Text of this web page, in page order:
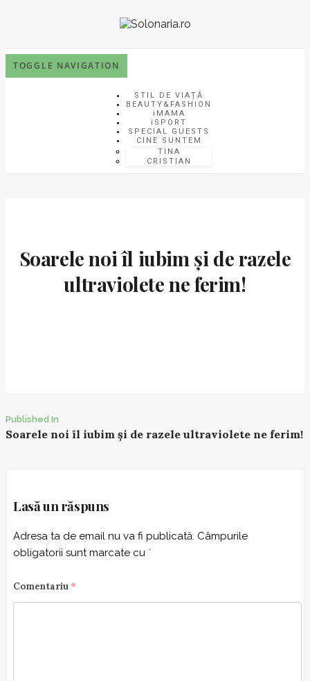
TOGGLE NAVIGATION
STIL DE VIAȚĂ
BEAUTY&FASHION
iMAMA
iSPORT
SPECIAL GUESTS
CINE SUNTEM
TINA
CRISTIAN
Soarele noi îl iubim și de razele
ultraviolete ne ferim!
P
n
Published In
Soarele noi îl iubim și de razele ultraviolete ne ferim!
Lasă un răspuns
Adresa ta de email nu va fi publicată. Câmpurile
obligatorii sunt marcate cu *
Comentariu *